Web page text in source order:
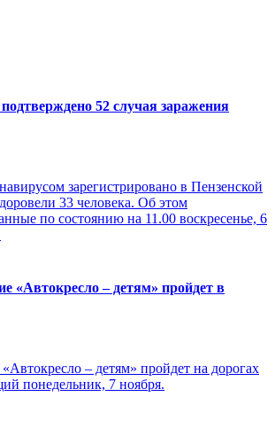
52 случая заражения
зарегистрировано в Пензенской
33 человека. Об этом
по состоянию на 11.00 воскресенье, 6
«Автокресло – детям» пройдет в
– детям» пройдет на дорогах
понедельник, 7 ноября.